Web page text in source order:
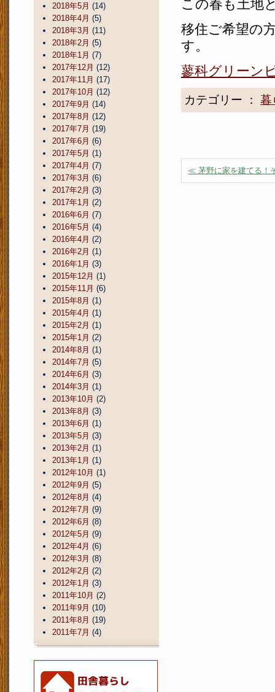
この春も土地
移住ご希望の
す。
蓼科グリーン
カテゴリー ： 暮
≪ 茅野に家を建てる！
2018年5月 (14)
2018年4月 (5)
2018年3月 (11)
2018年2月 (5)
2018年1月 (7)
2017年12月 (12)
2017年11月 (17)
2017年10月 (12)
2017年9月 (14)
2017年8月 (12)
2017年7月 (19)
2017年6月 (6)
2017年5月 (1)
2017年4月 (7)
2017年3月 (6)
2017年2月 (3)
2017年1月 (2)
2016年6月 (7)
2016年5月 (4)
2016年4月 (2)
2016年2月 (1)
2016年1月 (3)
2015年12月 (1)
2015年11月 (6)
2015年8月 (1)
2015年4月 (1)
2015年2月 (1)
2015年1月 (2)
2014年8月 (1)
2014年7月 (5)
2014年6月 (3)
2014年3月 (1)
2013年10月 (2)
2013年8月 (3)
2013年6月 (1)
2013年5月 (3)
2013年2月 (1)
2013年1月 (1)
2012年10月 (1)
2012年9月 (5)
2012年8月 (4)
2012年7月 (9)
2012年6月 (8)
2012年5月 (9)
2012年4月 (6)
2012年3月 (8)
2012年2月 (2)
2012年1月 (3)
2011年10月 (2)
2011年9月 (10)
2011年8月 (19)
2011年7月 (4)